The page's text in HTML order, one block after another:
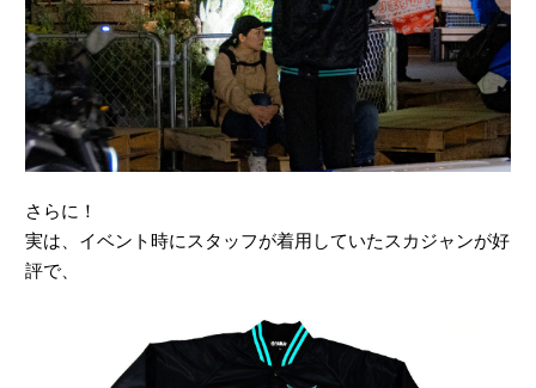
さらに！
実は、イベント時にスタッフが着用していたスカジャンが好
評で、